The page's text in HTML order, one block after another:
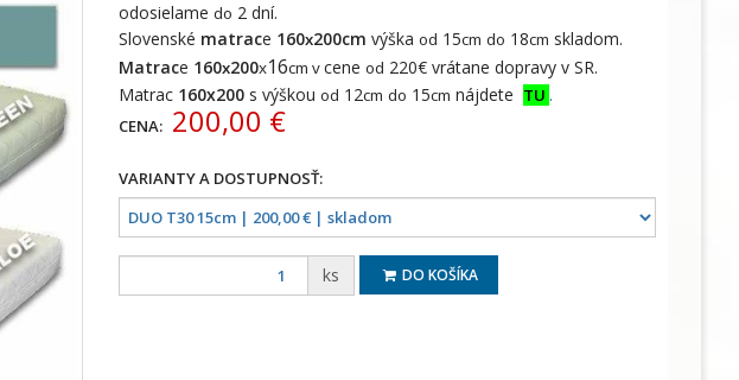
odosielamedo 2 dní.
Slovenské matrace 160x200cm výškaod 15cm do 18cm skladom.
Matrace 160x200x16cm vceneod 220€ vrátane dopravy v SR.
Matrac 160x200 s výškouod 12cm do 15cm nájdete TU.
CENA: 200,00 €
ks DO KOŠÍKA